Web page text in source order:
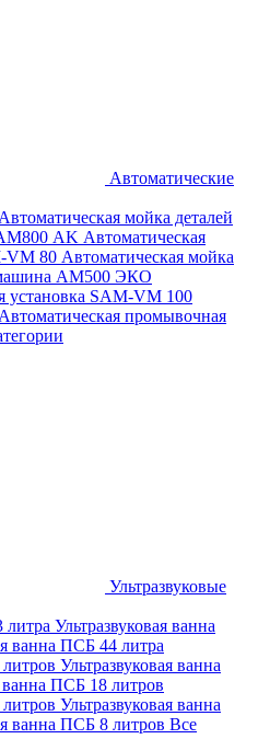
Автоматические
Автоматическая мойка деталей
AK Автоматическая
VM 80 Автоматическая мойка
АМ500 ЭКО
установка SAM-VM 100
Автоматическая промывочная
Ультразвуковые
литра Ультразвуковая ванна
ванна ПСБ 44 литра
Ультразвуковая ванна
ванна ПСБ 18 литров
Ультразвуковая ванна
ванна ПСБ 8 литров Все